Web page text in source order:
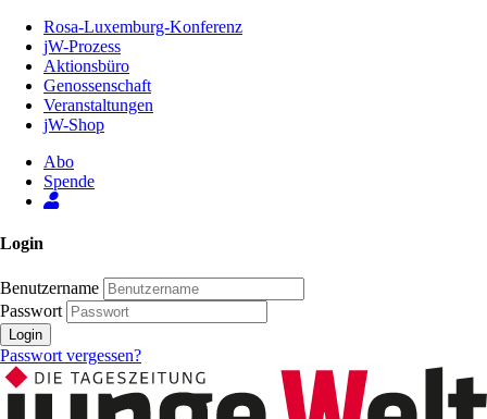
Inhalt
Seite
Rosa-Luxemburg-Konferenz
jW-Prozess
Aktionsbüro
Genossenschaft
Veranstaltungen
jW-Shop
Abo
Spende
Login
Benutzername
Passwort
Login
Passwort vergessen?